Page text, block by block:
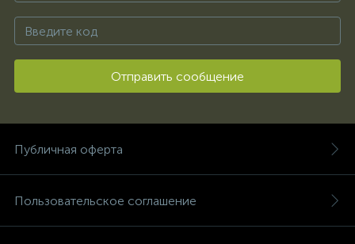
Отправить сообщение
Публичная оферта
Пользовательское соглашение